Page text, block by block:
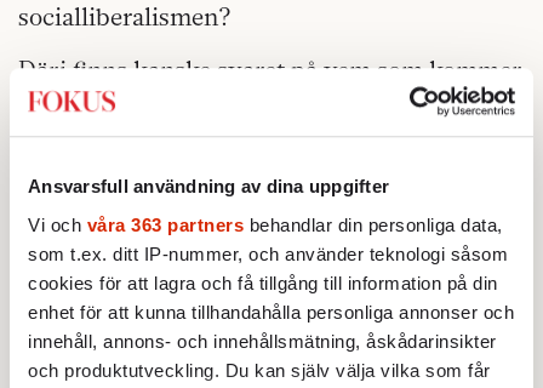
Ansvarsfull användning av dina uppgifter
Vi och våra 363 partners behandlar din personliga data,
som t.ex. ditt IP-nummer, och använder teknologi såsom
cookies för att lagra och få tillgång till information på din
enhet för att kunna tillhandahålla personliga annonser och
innehåll, annons- och innehållsmätning, åskådarinsikter
och produktutveckling. Du kan själv välja vilka som får
socialliberalismen?
Däri finns kanske svaret på vem som kommer
dominera borgerligheten de kommande
decennierna.
***
FÖR ÖVRIGT är det en händelse som ser ut
som en tanke att Rysslands förre president
Boris Jeltsin går ur tiden samtidigt som hans
efterträdare håller på att begrava den
demokrati som var Jeltsins livsverk.